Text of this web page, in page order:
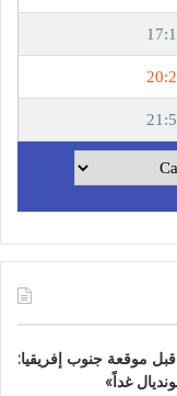
موقعة جنوب إفريقيا:
غداً»